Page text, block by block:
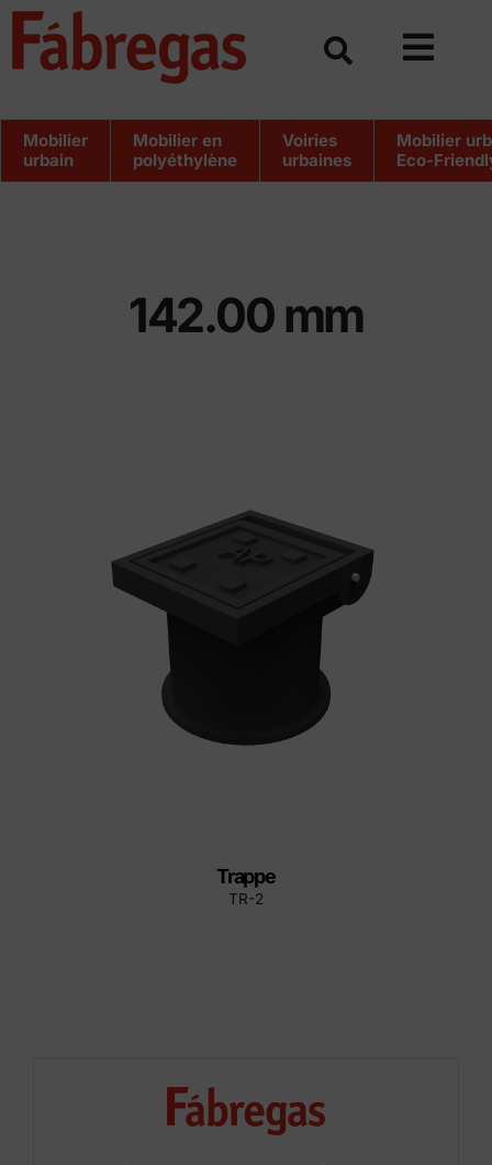
Skip
Mobilier
urbain
Mobilier en
polyéthylène
Voiries
urbaines
Mobilier
Eco-
142.00 mm
Trappe
TR-2